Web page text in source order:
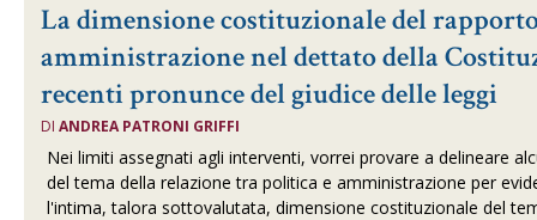
La dimensione costituzionale del
amministrazione nel dettato della
recenti pronunce del giudice delle leggi
DIANDREA PATRONI GRIFFI
Nei limiti assegnati agli interventi, vorrei provare a delineare
del tema della relazione tra politica e amministrazione per
l'intima, talora sottovalutata, dimensione costituzionale del